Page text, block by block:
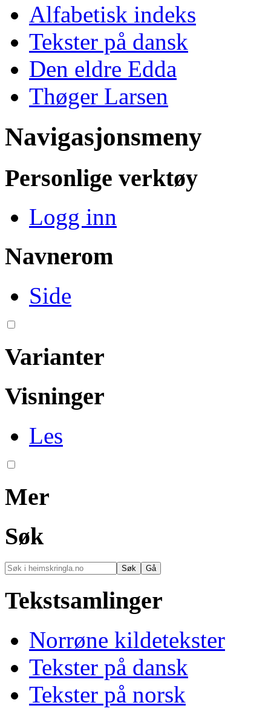
Alfabetisk indeks
Tekster på dansk
Den eldre Edda
Thøger Larsen
Navigasjonsmeny
Personlige verktøy
Logg inn
Navnerom
Side
Varianter
Visninger
Les
Mer
Søk
Tekstsamlinger
Norrøne kildetekster
Tekster på dansk
Tekster på norsk